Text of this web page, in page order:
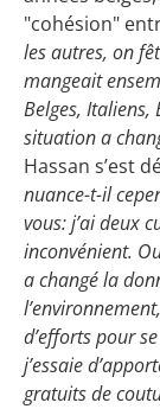
"cohésion"
les autres, on
mangeait
Belges, Italiens,
situation a
Hassan s’est
nuance-t-il
vous: j’ai deux
inconvénient.
a changé la
d’efforts pour
j’essaie
gratuits de